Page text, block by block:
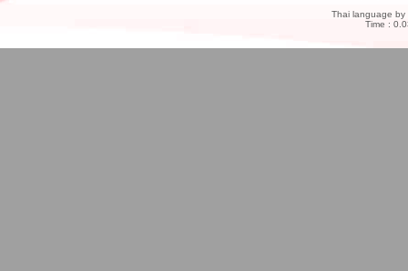
Thai language by
Time :